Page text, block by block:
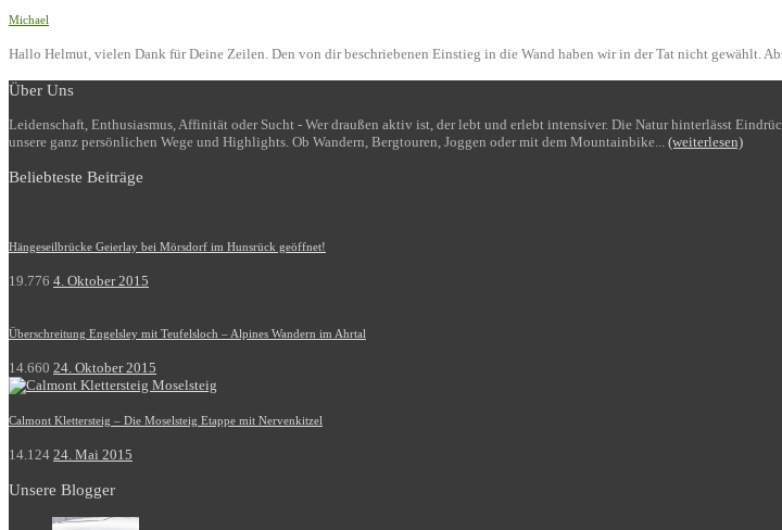
Michael
Hallo Helmut, vielen Dank für Deine Zeilen. Den von dir beschriebenen Einstieg in die Wand haben wir in der Tat nicht gewählt.
Über Uns
Leidenschaft, Enthusiasmus, Affinität oder Sucht - Wer draußen aktiv ist, der lebt und erlebt intensiver. Die Natur hinterlässt
unsere ganz persönlichen Wege und Highlights. Ob Wandern, Bergtouren, Joggen oder mit dem Mountainbike... (weiterlesen)
Beliebteste Beiträge
Hängeseilbrücke Geierlay bei Mörsdorf im Hunsrück geöffnet!
19.776 4. Oktober 2015
Überschreitung Engelsley mit Teufelsloch – Alpines Wandern im Ahrtal
14.660 24. Oktober 2015
Calmont Klettersteig – Die Moselsteig Etappe mit Nervenkitzel
14.124 24. Mai 2015
Unsere Blogger